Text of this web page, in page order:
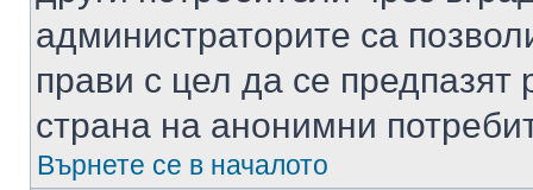
администраторите са
прави с цел да се предпазят
страна на анонимни
Върнете се в началото